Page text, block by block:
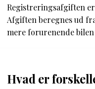
Registreringsafgiften
Afgiften beregnes ud
mere forurenende
Hvad er